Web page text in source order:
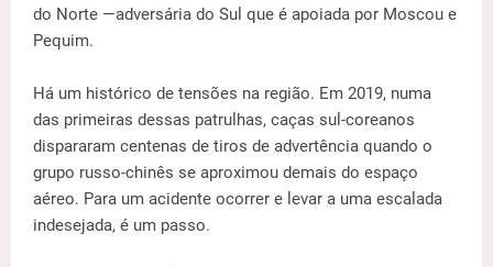
do Norte —adversária do Sul que é apoiada por Moscou e
Pequim.
Há um histórico de tensões na região. Em 2019, numa
das primeiras dessas patrulhas, caças sul-coreanos
dispararam centenas de tiros de advertência quando o
grupo russo-chinês se aproximou demais do espaço
aéreo. Para um acidente ocorrer e levar a uma escalada
indesejada, é um passo.